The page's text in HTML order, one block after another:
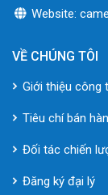
Website:
VỀ CHÚNG TÔI
Giới thiệu công
Tiêu chí bán
Đối tác chiến
Đăng ký đại lý